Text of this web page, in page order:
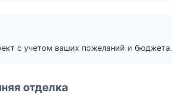
с учетом ваших пожеланий и бюджета.
отделка